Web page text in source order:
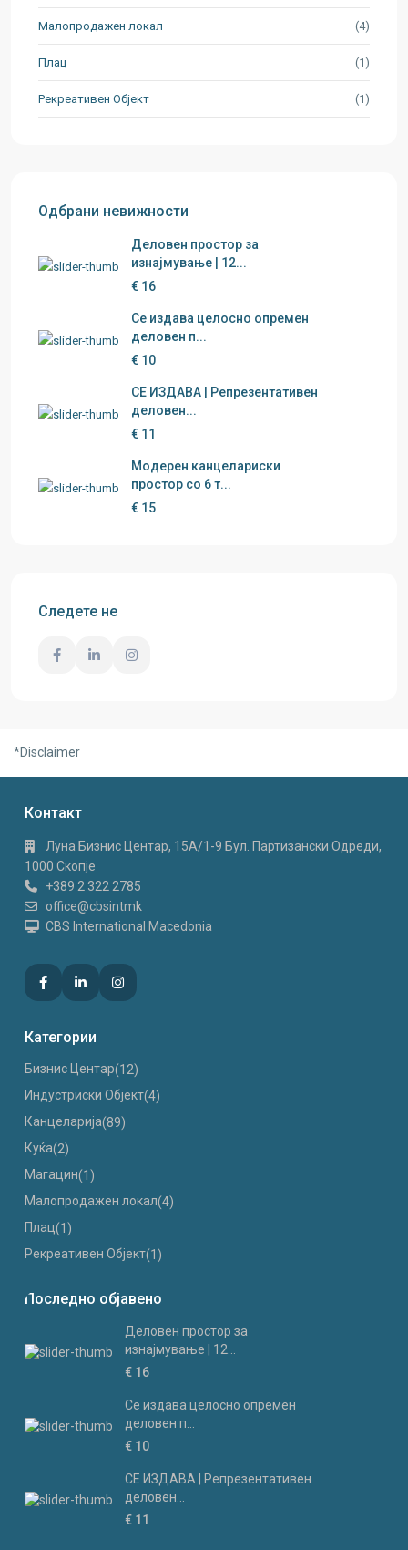
Малопродажен локал (4)
Плац (1)
Рекреативен Објект (1)
Одбрани невижности
Деловен простор за
изнајмување | 12...
€ 16
Се издава целосно опремен
деловен п...
€ 10
СЕ ИЗДАВА | Репрезентативен
деловен...
€ 11
Модерен канцелариски
простор со 6 т...
€ 15
Следете не
*Disclaimer
Контакт
Луна Бизнис Центар, 15A/1-9 Бул. Партизански Одреди,
1000 Скопје
+389 2 322 2785
office@cbsintmk
CBS International Macedonia
Категории
Бизнис Центар(12)
Индустриски Oбјект(4)
Канцеларија(89)
Куќа(2)
Магацин(1)
Малопродажен локал(4)
Плац(1)
Рекреативен Објект(1)
Последно објавено
Деловен простор за
изнајмување | 12...
€ 16
Се издава целосно опремен
деловен п...
€ 10
СЕ ИЗДАВА | Репрезентативен
деловен...
€ 11